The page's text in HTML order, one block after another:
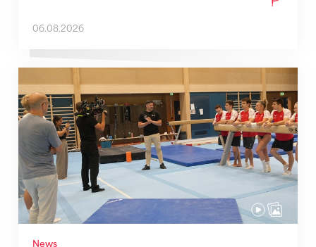
06.08.2026
News
Mit klaren Zielen nach Zagreb